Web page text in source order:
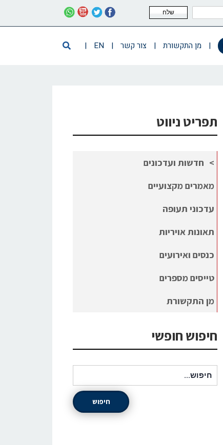
שלח
| מן התקשורת | צור קשר |
EN
|
תפריט ניווט
חדשות ועדכונים
מאמרים מקצועיים
עדכוני תעופה
תאונות אויריות
כנסים ואירועים
טייסים מספרים
מן התקשורת
חיפוש חופשי
חיפוש